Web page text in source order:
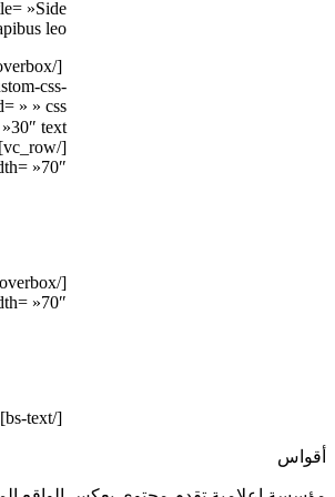
leo.
css-
»70″]
»70″]
[/bs-text][/vc_column][/vc_row]
أقواس